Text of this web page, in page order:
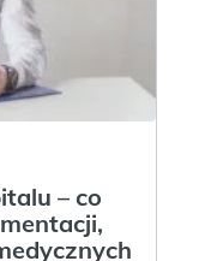
– co